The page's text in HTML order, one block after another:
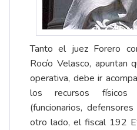
Tanto el juez Forero
Rocío Velasco, apuntan
operativa, debe ir
los recursos físicos
(funcionarios,
otro lado, el fiscal 192